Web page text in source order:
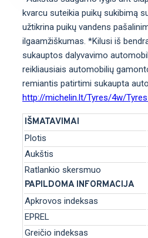
kvarcu suteikia puikų sukibimą
užtikrina puikų vandens
ilgaamžiškumas. *Kilusi iš
sukauptos dalyvavimo
reikliausiais automobilių
remiantis patirtimi sukaupta
http://michelin.lt/Tyres/4w/
IŠMATAVIMAI
Plotis
Aukštis
Ratlankio skersmuo
PAPILDOMA INFORMACIJA
Apkrovos indeksas
EPREL
Greičio indeksas